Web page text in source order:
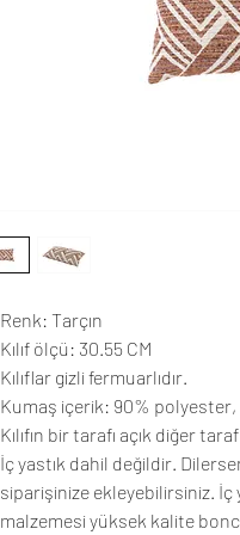
Renk: Tarçın
Kılıf ölçü: 30.55 CM
Kılıflar gizli fermuarlıdır.
Kumaş içerik: 90% polyester,
Kılıfın bir tarafı açık diğer
İç yastık dahil değildir.
siparişinize ekleyebilirsiniz. İç
malzemesi yüksek kalite